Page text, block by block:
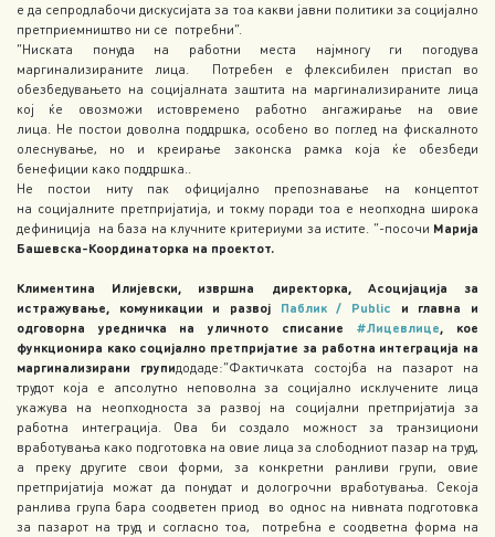
е да сепродлабочи дискусијата за тоа какви јавни политики за социјално
претприемништво ни се потребни”.
“Ниската понуда на работни места најмногу ги погодува
маргинализираните лица. Потребен е флексибилен пристап во
обезбедувањето на социјалната заштита на маргинализираните лица
кој ќе овозможи истовремено работно ангажирање на овие
лица. Не постои доволна поддршка, особено во поглед на фискалното
олеснување, но и креирање законска рамка која ќе обезбеди
бенефиции како поддршка..
Не постои ниту пак официјално препознавање на концептот
на социјалните претпријатија, и токму поради тоа е неопходна широка
дефиниција на база на клучните критериуми за истите. “-посочи Марија
Башевска-Координаторка на проектот.
Климентина Илијевски, извршна директорка, Асоцијација за
истражување, комуникации и развој
Паблик / Public
и главна и
одговорна уредничка на уличното списание
#Лицевлице, кое
функционира како социјално претпријатие за работна интеграција на
маргинализирани групидодаде:“Фактичката состојба на пазарот на
трудот која е апсолутно неповолна за социјално исклучените лица
укажува на неопходноста за развој на социјални претпријатија за
работна интеграција. Ова би создало можност за транзициони
вработувања како подготовка на овие лица за слободниот пазар на труд,
а преку другите свои форми, за конкретни ранливи групи, овие
претпријатија можат да понудат и дологрочни вработувања. Секоја
ранлива група бара соодветен приод во однос на нивната подготовка
за пазарот на труд и согласно тоа, потребна е соодветна форма на